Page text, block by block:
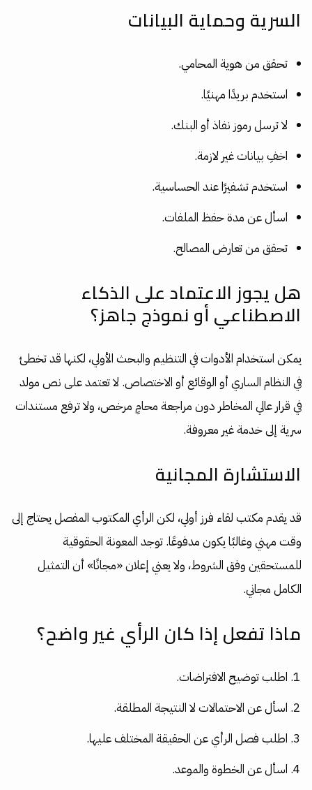
السرية وحماية البيانات
تحقق من هوية المحامي.
استخدم بريدًا مهنيًا.
لا ترسل رموز نفاذ أو البنك.
اخفِ بيانات غير لازمة.
استخدم تشفيرًا عند الحساسية.
اسأل عن مدة حفظ الملفات.
تحقق من تعارض المصالح.
هل يجوز الاعتماد على الذكاء
الاصطناعي أو نموذج جاهز؟
يمكن استخدام الأدوات في التنظيم والبحث الأولي، لكنها قد تخطئ
في النظام الساري أو الوقائع أو الاختصاص. لا تعتمد على نص مولد
في قرار عالي المخاطر دون مراجعة محامٍ مرخص، ولا ترفع مستندات
سرية إلى خدمة غير معروفة.
الاستشارة المجانية
قد يقدم مكتب لقاء فرز أولي، لكن الرأي المكتوب المفصل يحتاج إلى
وقت مهني وغالبًا يكون مدفوعًا. توجد المعونة الحقوقية
للمستحقين وفق الشروط، ولا يعني إعلان «مجانًا» أن التمثيل
الكامل مجاني.
ماذا تفعل إذا كان الرأي غير واضح؟
اطلب توضيح الافتراضات.
اسأل عن الاحتمالات لا النتيجة المطلقة.
اطلب فصل الرأي عن الحقيقة المختلف عليها.
اسأل عن الخطوة والموعد.